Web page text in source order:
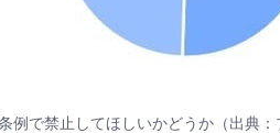
例で禁止してほしいかどうか（出典：